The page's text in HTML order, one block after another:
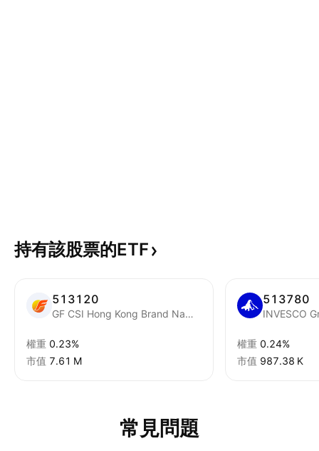
持有該股票的ETF
513120
GF CSI Hong Kong Brand Name Drug Exchange Traded Fund Units
權重 0.23%
市值 ‪7.61 M‬
513780
權重 0.24%
市值 ‪987.38 K‬
常見問題